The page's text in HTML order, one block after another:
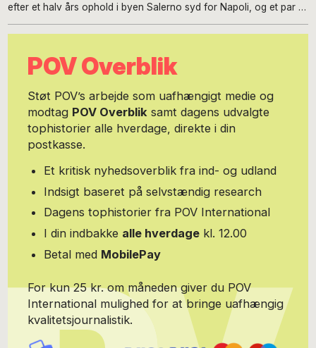
efter et halv års ophold i byen Salerno syd for Napoli, og et par år
og er selvlært skribent, der især interesserer sig for at formidle
bøgerne Turen Går Til Sardinien, Turen Går Til Sicilien og senest i
Turen Går Til Napoli og Syditalien, hvor hun især har lagt vægt på
skriver hun løbende om italiensk gastronomi til Gastro og om
landets mange rejsedestinationer for Politiken og Berlingske -
både de oplagte og mere hemmelige. Men hvad der ligger hendes
hjerte nærmest er de anderledes historier fra det syditalienske
univers, der omhandler mennesket i landskabet, og omvendt.
Hvilke aftryk er det vi sætter på vores vej og i hinanden, og
bliver særligt tydelige? Cecilie skriver i et billedrigt sprog, elsker
emner om det groteske og urovækkende, og har en særlig evne
til at fange essencen i en historie - at finde det mange gange
ellers så undseelige element, der ved sin eksponering krystalklart
spejler det store, brølende billede. Cecilie bor København og
nyder at skrive om sin hjemby - foruden Samsø og Berlin, der
tid. Du kan læse mere på hendes hjemmeside:
http://ceciliemariemeyer.dk
POV Overblik
Støt POV’s arbejde som uafhængigt medie og
modtag POV Overbliksamt dagens udvalgte
tophistorier alle hverdage, direkte i din
postkasse.
Et kritisk nyhedsoverblik fra ind- og udland
Indsigt baseret på selvstændig research
Dagens tophistorier fra POV International
I din indbakke alle hverdage kl. 12.00
Betal med MobilePay
For kun 25 kr. om måneden giver du POV
International mulighed for at bringe uafhængig
kvalitetsjournalistik.